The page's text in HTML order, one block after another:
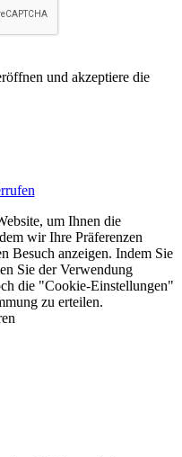
und akzeptiere die
um Ihnen die
wir Ihre Präferenzen
Besuch anzeigen. Indem Sie
Sie der Verwendung
die "Cookie-Einstellungen"
zu erteilen.